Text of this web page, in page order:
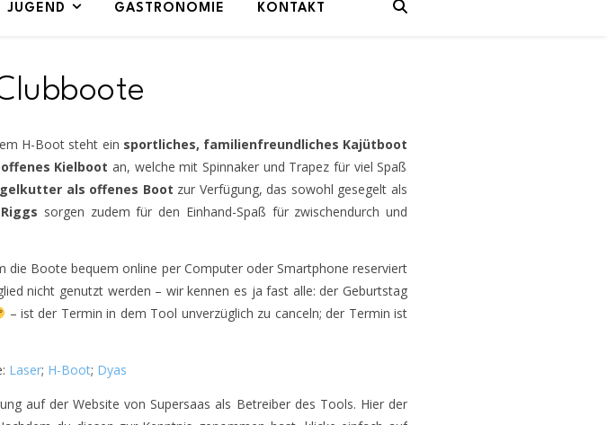
JUGEND GASTRONOMIE KONTAKT
H-Boot steht ein sportliches, familienfreundliches Kajütboot
Kielboot an, welche mit Spinnaker und Trapez für viel Spaß
als offenes Boot zur Verfügung, das sowohl gesegelt als
sorgen zudem für den Einhand-Spaß für zwischendurch und
die Boote bequem online per Computer oder Smartphone reserviert
nicht genutzt werden – wir kennen es ja fast alle: der Geburtstag
– ist der Termin in dem Tool unverzüglich zu canceln; der Termin ist
Laser; H-Boot; Dyas
auf der Website von Supersaas als Betreiber des Tools. Hier der